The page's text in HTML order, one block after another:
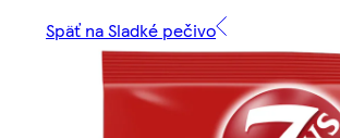
Späť na Sladké pečivo